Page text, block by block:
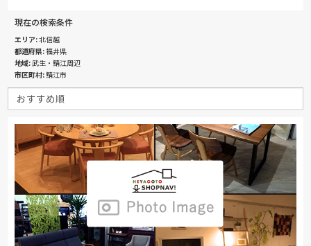
現在の検索条件
エリア 北信越
都道府県 福井県
地域 武生・鯖江周辺
市区町村 鯖江市